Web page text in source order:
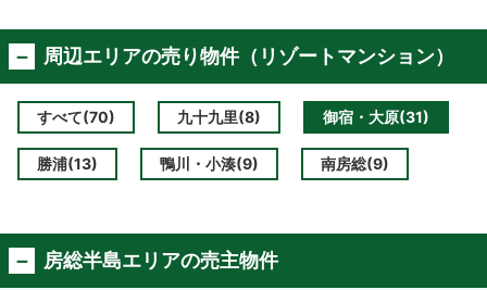
周辺エリアの売り物件（リゾートマンション）
すべて(70) 九十九里(8) 御宿・大原(31)
勝浦(13) 鴨川・小湊(9) 南房総(9)
房総半島エリアの売主物件